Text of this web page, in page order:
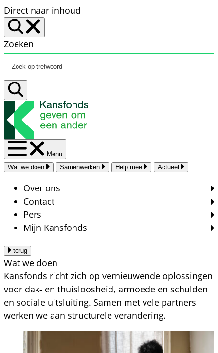
Direct naar inhoud
Zoeken
Menu
Wat we doen
Samenwerken Help mee Actueel
Over ons
Contact
Pers
Mijn Kansfonds
terug
Wat we doen
Kansfonds richt zich op vernieuwende oplossingen
voor dak- en thuisloosheid, armoede en schulden
en sociale uitsluiting. Samen met vele partners
werken we aan structurele verandering.